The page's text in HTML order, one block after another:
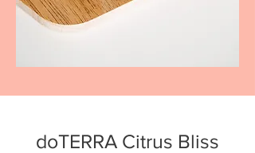
doTERRA Citrus Bliss